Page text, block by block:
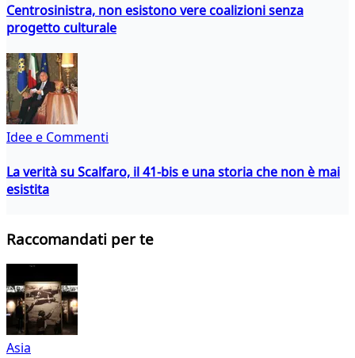
Centrosinistra, non esistono vere coalizioni senza
progetto culturale
Idee e Commenti
La verità su Scalfaro, il 41-bis e una storia che non è mai
esistita
Raccomandati per te
Asia